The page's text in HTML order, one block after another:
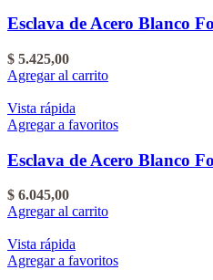
Esclava de Acero Blanco
$ 5.425,00
Agregar al carrito
Vista rápida
Agregar a favoritos
Esclava de Acero Blanco
$ 6.045,00
Agregar al carrito
Vista rápida
Agregar a favoritos